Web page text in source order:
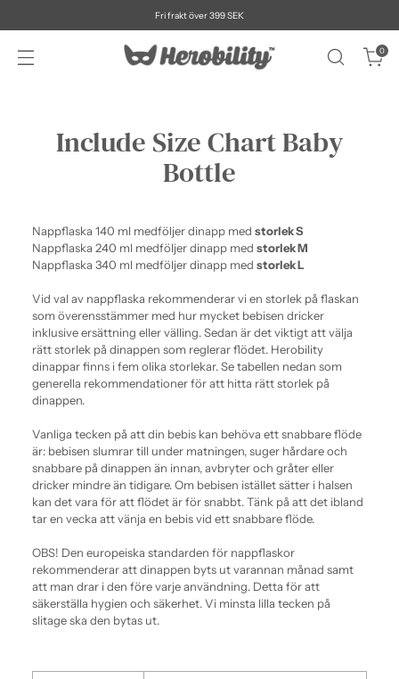
Fri frakt över 399 SEK
0
Include Size Chart Baby
Bottle
Nappflaska 140 ml medföljer dinapp med storlek S
Nappflaska 240 ml medföljer dinapp med storlek M
Nappflaska 340 ml medföljer dinapp med storlek L
Vid val av nappflaska rekommenderar vi en storlek på flaskan
som överensstämmer med hur mycket bebisen dricker
inklusive ersättning eller välling. Sedan är det viktigt att välja
rätt storlek på dinappen som reglerar flödet. Herobility
dinappar finns i fem olika storlekar. Se tabellen nedan som
generella rekommendationer för att hitta rätt storlek på
dinappen.
Vanliga tecken på att din bebis kan behöva ett snabbare flöde
är: bebisen slumrar till under matningen, suger hårdare och
snabbare på dinappen än innan, avbryter och gråter eller
dricker mindre än tidigare. Om bebisen istället sätter i halsen
kan det vara för att flödet är för snabbt. Tänk på att det ibland
tar en vecka att vänja en bebis vid ett snabbare flöde.
OBS! Den europeiska standarden för nappflaskor
rekommenderar att dinappen byts ut varannan månad samt
att man drar i den före varje användning. Detta för att
säkerställa hygien och säkerhet. Vi minsta lilla tecken på
slitage ska den bytas ut.